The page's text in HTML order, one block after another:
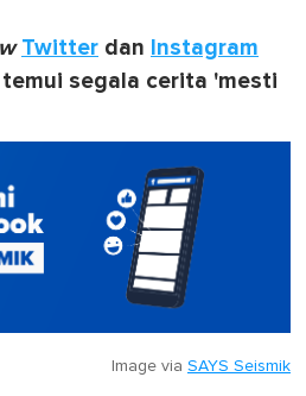
Twitter dan Instagram
temui segala cerita 'mesti
Image via SAYS Seismik